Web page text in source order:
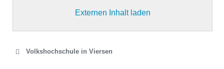
Externen Inhalt laden
Volkshochschule in Viersen